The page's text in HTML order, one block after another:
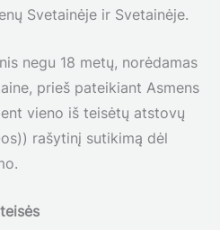
Svetainėje ir Svetainėje.
negu 18 metų, norėdamas
prieš pateikiant Asmens
vieno iš teisėtų atstovų
rašytinį sutikimą dėl